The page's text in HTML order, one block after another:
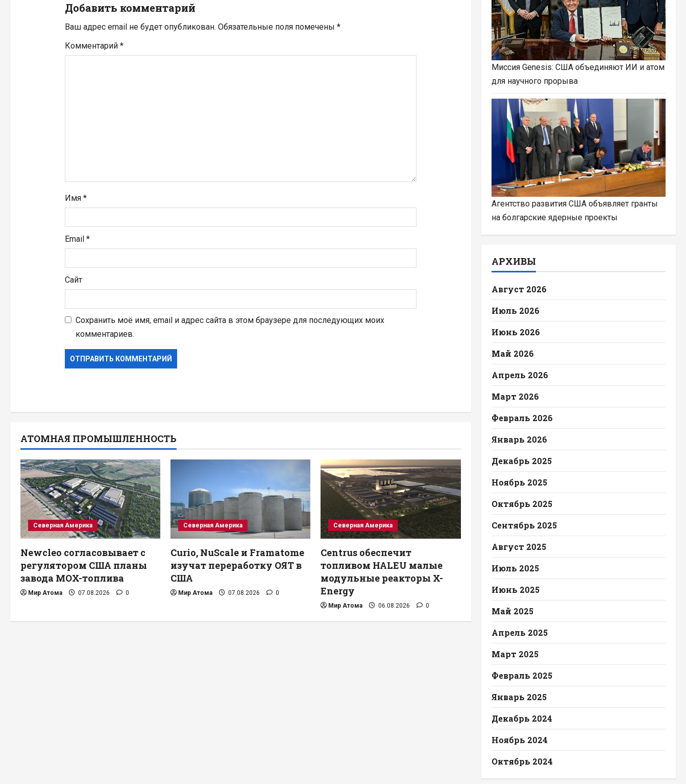
я
п
о
я
м
Добавить комментарий
Ваш адрес email не будет опубликован. Обязательные поля помечены *
Комментарий *
Имя *
Email *
Сайт
Сохранить моё имя, email и адрес сайта в этом браузере для последующих моих
комментариев.
АТОМНАЯ ПРОМЫШЛЕННОСТЬ
Северная Америка
Newcleo согласовывает с
регулятором США планы
завода MOX-топлива
Мир Атома 07.08.2026 0
Северная Америка
Curio, NuScale и Framatome
изучат переработку ОЯТ в
США
Мир Атома 07.08.2026 0
Северная Америка
Centrus обеспечит
топливом HALEU малые
модульные реакторы X-
Energy
Мир Атома 06.08.2026 0
Миссия Genesis: США объединяют ИИ и атом
для научного прорыва
Агентство развития США объявляет гранты
на болгарские ядерные проекты
АРХИВЫ
Август 2026
Июль 2026
Июнь 2026
Май 2026
Апрель 2026
Март 2026
Февраль 2026
Январь 2026
Декабрь 2025
Ноябрь 2025
Октябрь 2025
Сентябрь 2025
Август 2025
Июль 2025
Июнь 2025
Май 2025
Апрель 2025
Март 2025
Февраль 2025
Январь 2025
Декабрь 2024
Ноябрь 2024
Октябрь 2024